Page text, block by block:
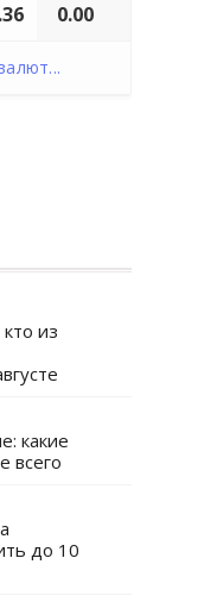
0.00
из
какие
всего
до 10